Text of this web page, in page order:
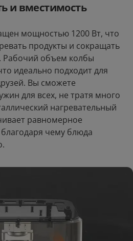
и вместимость
мощностью 1200 Вт, что
продукты и сокращать
Рабочий объем колбы
идеально подходит для
Вы сможете
для всех, не тратя много
нагревательный
равномерное
чему блюда